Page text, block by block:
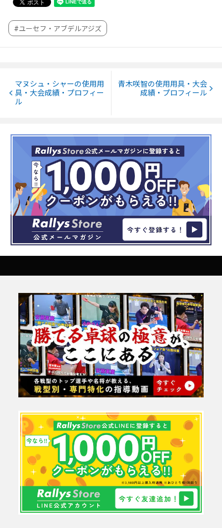
#ユーセフ・アブデルアジズ
マヌシュ・シャーの使用用
具・大会成績・プロフィー
ル
青木咲智の使用用具・大会
成績・プロフィール